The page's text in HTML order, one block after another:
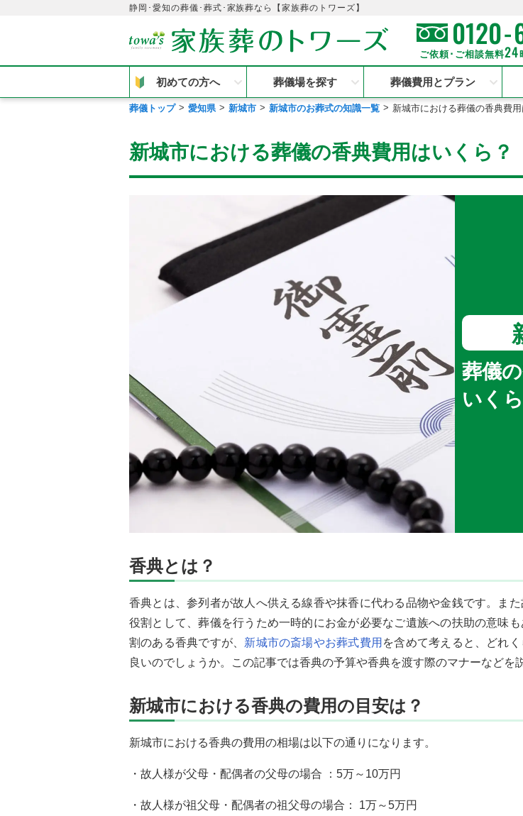
静岡･愛知の葬儀･葬式･家族葬なら【家族葬のトワーズ】
0120-
ご依頼･ご相談無料24
初めての方へ 葬儀場を探す 葬儀費用とプラン
葬儀トップ 愛知県 新城市 新城市のお葬式の知識一覧 新城市における葬儀の香典費用
新城市における葬儀の香典費用はいくら？
葬儀
いく
香典とは？
香典とは、参列者が故人へ供える線香や抹香に代わる品物や金銭です。ま
役割として、葬儀を行うため一時的にお金が必要なご遺族への扶助の意味
割のある香典ですが、 新城市の斎場やお葬式費用 を含めて考えると、どれ
良いのでしょうか。この記事では香典の予算や香典を渡す際のマナーなどを
新城市における香典の費用の目安は？
新城市における香典の費用の相場は以下の通りになります。
・故人様が父母・配偶者の父母の場合 ：5万～10万円
・故人様が祖父母・配偶者の祖父母の場合： 1万～5万円